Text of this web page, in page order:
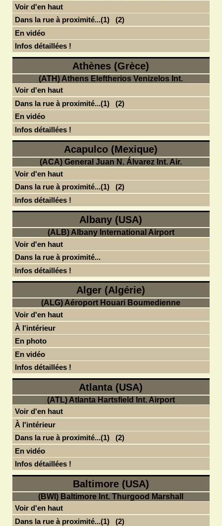
Voir d'en haut
Dans la rue à proximité...(1)
(2)
En vidéo
Infos détaillées !
Athènes (Grèce)
(ATH) Athens Eleftherios Venizelos Int.
Voir d'en haut
Dans la rue à proximité...(1)
(2)
En vidéo
Infos détaillées !
Acapulco (Mexique)
(ACA) General Juan N. Álvarez Int. Air.
Voir d'en haut
Dans la rue à proximité...(1)
(2)
Infos détaillées !
Albany (USA)
(ALB) Albany International Airport
Voir d'en haut
Dans la rue à proximité...
Infos détaillées !
Alger (Algérie)
(ALG) Aéroport Houari Boumedienne
Voir d'en haut
À l'intérieur
En photo
En vidéo
Infos détaillées !
Atlanta (USA)
(ATL) Atlanta Hartsfield Int. Airport
Voir d'en haut
À l'intérieur
Dans la rue à proximité...(1)
(2)
En vidéo
Infos détaillées !
Baltimore (USA)
(BWI) Baltimore Int. Thurgood Marshall
Voir d'en haut
Dans la rue à proximité...(1)
(2)